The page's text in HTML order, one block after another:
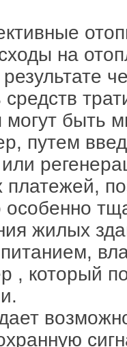
на
результате
средств
быть
путем
жилых
, который